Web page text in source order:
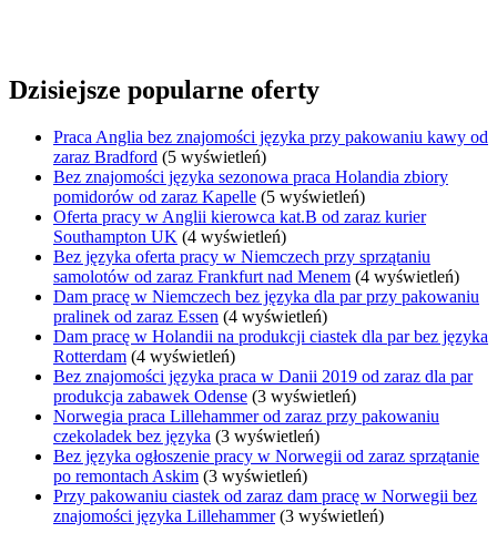
Dzisiejsze popularne oferty
Praca Anglia bez znajomości języka przy pakowaniu kawy od
zaraz Bradford (5 wyświetleń)
Bez znajomości języka sezonowa praca Holandia zbiory
pomidorów od zaraz Kapelle (5 wyświetleń)
Oferta pracy w Anglii kierowca kat.B od zaraz kurier
Southampton UK (4 wyświetleń)
Bez języka oferta pracy w Niemczech przy sprzątaniu
samolotów od zaraz Frankfurt nad Menem (4 wyświetleń)
Dam pracę w Niemczech bez języka dla par przy pakowaniu
pralinek od zaraz Essen (4 wyświetleń)
Dam pracę w Holandii na produkcji ciastek dla par bez języka
Rotterdam (4 wyświetleń)
Bez znajomości języka praca w Danii 2019 od zaraz dla par
produkcja zabawek Odense (3 wyświetleń)
Norwegia praca Lillehammer od zaraz przy pakowaniu
czekoladek bez języka (3 wyświetleń)
Bez języka ogłoszenie pracy w Norwegii od zaraz sprzątanie
po remontach Askim (3 wyświetleń)
Przy pakowaniu ciastek od zaraz dam pracę w Norwegii bez
znajomości języka Lillehammer(3 wyświetleń)